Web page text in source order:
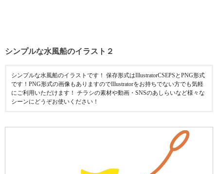
シンプルな水風船のイラスト２
シンプルな水風船のイラストです！ 保存形式はIllustratorCSEPSとPNG形式
です！PNG形式の画像もありますのでIllustratorをお持ちでない方でも気軽
にご利用いただけます！ チラシの素材や動画・SNSのあしらいなど様々な
シーンにどうぞお使いください！